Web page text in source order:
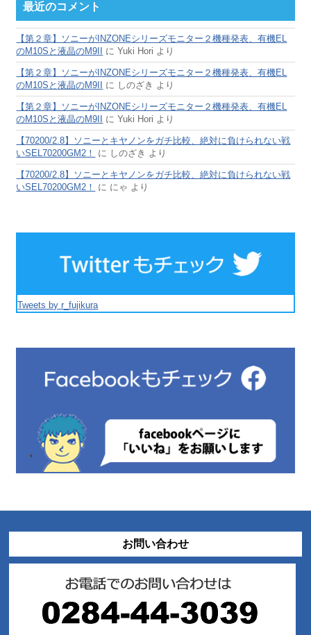
最近のコメント
【第２章】ソニーがINZONEシリーズモニター２機種発表、有機EL
のM10Sと液晶のM9II
にYuki Hori より
【第２章】ソニーがINZONEシリーズモニター２機種発表、有機EL
のM10Sと液晶のM9II
に しのざき より
【第２章】ソニーがINZONEシリーズモニター２機種発表、有機EL
のM10Sと液晶のM9II
にYuki Hori より
【70200/2.8】ソニーとキヤノンをガチ比較、絶対に負けられない戦
いSEL70200GM2！
に しのざき より
【70200/2.8】ソニーとキヤノンをガチ比較、絶対に負けられない戦
いSEL70200GM2！
に にゃ より
Tweets by r_fujikura
お問い合わせ